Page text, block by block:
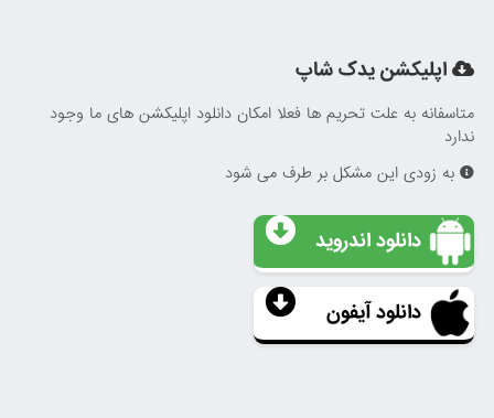
اپلیکشن یدک شاپ
متاسفانه به علت تحریم ها فعلا امکان دانلود اپلیکشن های ما وجود
ندارد
به زودی این مشکل بر طرف می شود
دانلود اندروید
دانلود آیفون